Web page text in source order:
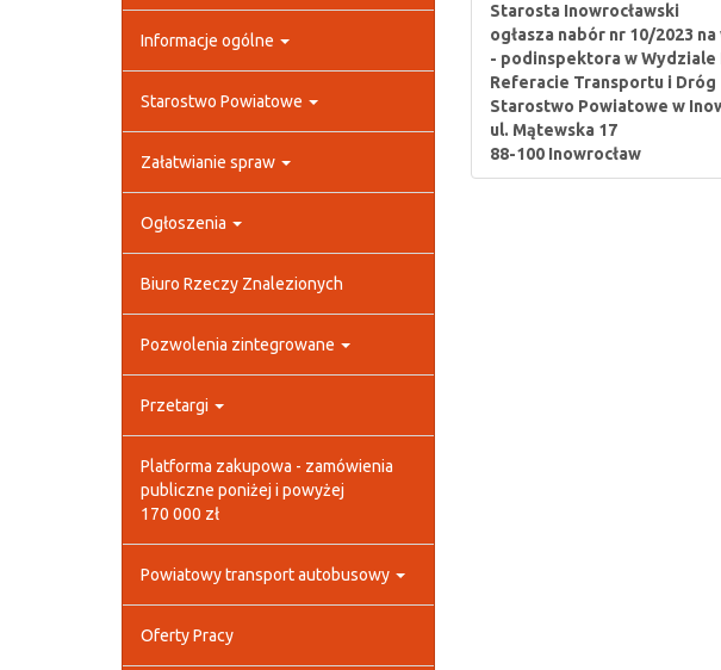
Informacje ogólne
Starostwo Powiatowe
Załatwianie spraw
Ogłoszenia
Biuro Rzeczy Znalezionych
Pozwolenia zintegrowane
Przetargi
Platforma zakupowa - zamówienia
publiczne poniżej i powyżej
170 000 zł
Powiatowy transport autobusowy
Oferty Pracy
Starosta Inowrocławski
ogłasza nabór nr 10/2023
- podinspektora w Wydziale
Referacie Transportu i Dróg
Starostwo Powiatowe w
ul. Mątewska 17
88-100 Inowrocław